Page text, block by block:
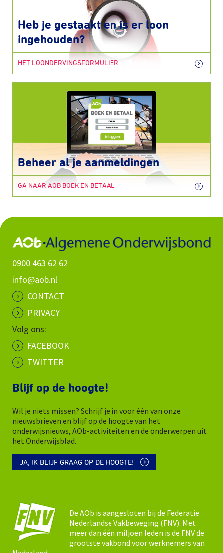
Heb je gestaakt en is er loon
ingehouden?
HET LOONDERVINGSFORMULIER
Beheer al je aanmeldingen
GA NAAR AOB BOEK EN BETAAL
0900 463 62 62
info@aob.nl
CONTACT
PRIVACY
Volg ons:
FACEBOOK
TWITTER
Blijf op de hoogte!
Wil je niets missen? Schrijf je in voor één van onze
nieuwsbrieven en blijf op de hoogte van het
onderwijsnieuws, AOb-activiteiten en de onderwerpen uit
het Onderwijsblad.
JA, IK BLIJF GRAAG OP DE HOOGTE!
De AOb is aangesloten bij de Federatie
Nederlandse Vakbeweging (FNV). Met
meer dan één miljoen leden is de FNV de
grootste vakbond voor werknemers van